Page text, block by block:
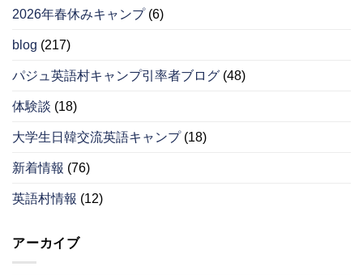
2026年春休みキャンプ(6)
blog (217)
パジュ英語村キャンプ引率者ブログ (48)
体験談 (18)
大学生日韓交流英語キャンプ(18)
新着情報 (76)
英語村情報 (12)
アーカイブ